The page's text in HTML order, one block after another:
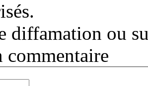
diffamation ou
commentaire